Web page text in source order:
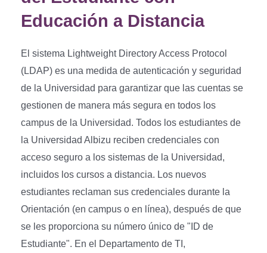
Educación a Distancia
El sistema Lightweight Directory Access Protocol
(LDAP) es una medida de autenticación y seguridad
de la Universidad para garantizar que las cuentas se
gestionen de manera más segura en todos los
campus de la Universidad. Todos los estudiantes de
la Universidad Albizu reciben credenciales con
acceso seguro a los sistemas de la Universidad,
incluidos los cursos a distancia. Los nuevos
estudiantes reclaman sus credenciales durante la
Orientación (en campus o en línea), después de que
se les proporciona su número único de "ID de
Estudiante". En el Departamento de TI,